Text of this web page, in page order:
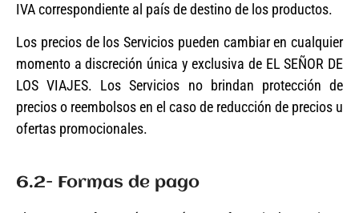
IVA correspondiente al país de destino de los productos.
Los precios de los Servicios pueden cambiar en cualquier
momento a discreción única y exclusiva de EL SEÑOR DE
LOS VIAJES. Los Servicios no brindan protección de
precios o reembolsos en el caso de reducción de precios u
ofertas promocionales.
6.2- Formas de pago